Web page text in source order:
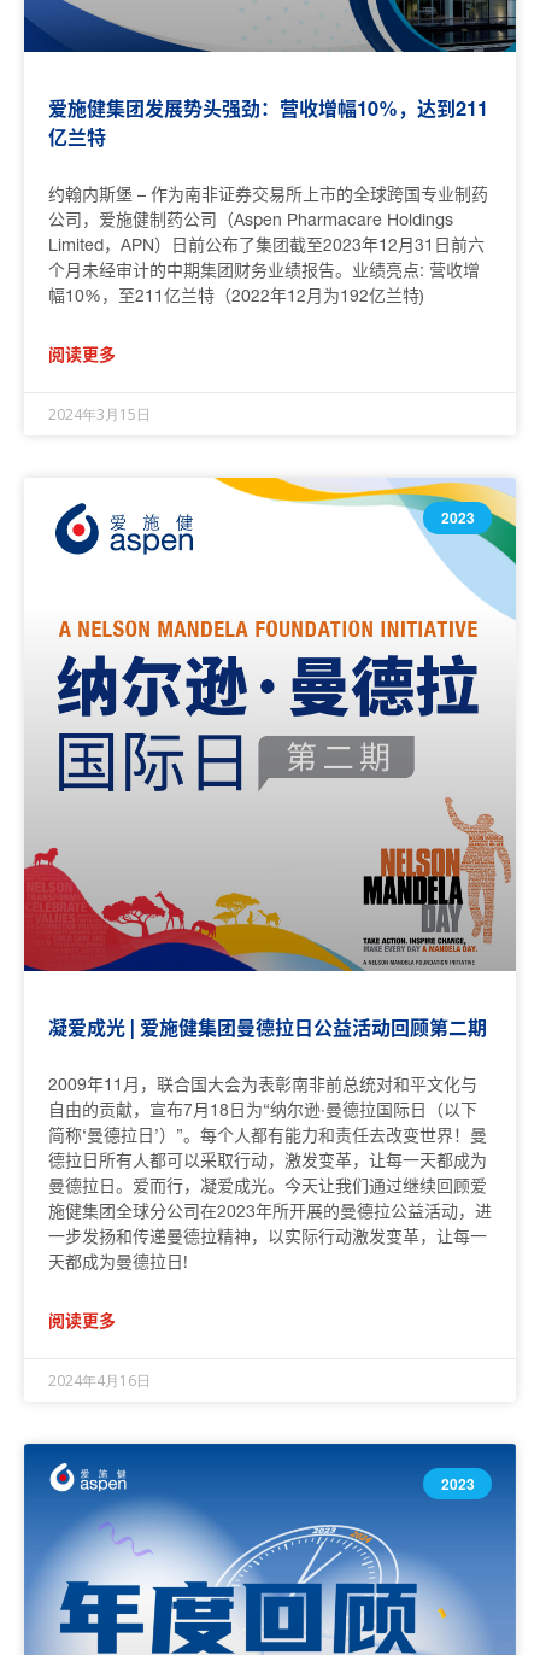
爱施健集团发展势头强劲：营收增幅10%，达到211
亿兰特
约翰内斯堡 – 作为南非证券交易所上市的全球跨国专业制药
公司，爱施健制药公司（Aspen Pharmacare Holdings
Limited，APN）日前公布了集团截至2023年12月31日前六
个月未经审计的中期集团财务业绩报告。业绩亮点: 营收增
幅10%，至211亿兰特（2022年12月为192亿兰特)
阅读更多
2024年3月15日
2023
凝爱成光 | 爱施健集团曼德拉日公益活动回顾第二期
2009年11月，联合国大会为表彰南非前总统对和平文化与
自由的贡献，宣布7月18日为“纳尔逊·曼德拉国际日（以下
简称‘曼德拉日’）”。每个人都有能力和责任去改变世界！曼
德拉日所有人都可以采取行动，激发变革，让每一天都成为
曼德拉日。爱而行，凝爱成光。今天让我们通过继续回顾爱
施健集团全球分公司在2023年所开展的曼德拉公益活动，进
一步发扬和传递曼德拉精神，以实际行动激发变革，让每一
天都成为曼德拉日!
阅读更多
2024年4月16日
2023